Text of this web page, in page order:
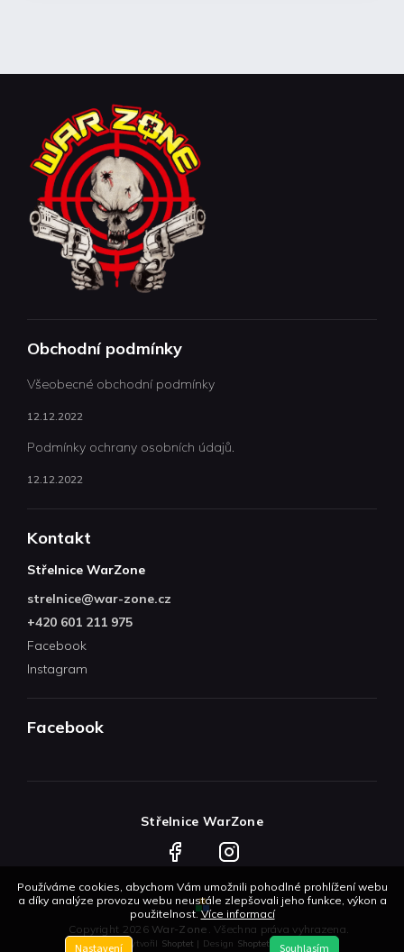
Používáme cookies, abychom Vám umožnili pohodlné prohlížení webu
a díky analýze provozu webu neustále zlepšovali jeho funkce, výkon a
použitelnost.Více informací
Nastavení Souhlasím
Obchodní podmínky
Všeobecné obchodní podmínky
12.12.2022
Podmínky ochrany osobních údajů.
12.12.2022
Kontakt
Střelnice WarZone
strelnice@war-zone.cz
+420 601 211 975
Facebook
Instagram
Facebook
Copyright 2026 War-Zone . Všechna práva vyhrazena.
Vytvořil Shoptet | Design Shoptetak.cz
Střelnice WarZone
FacebookInstagram